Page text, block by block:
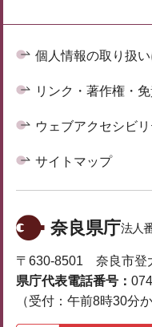
個人情報の取り扱
リンク・著作権・
ウェブアクセシビリ
サイトマップ
奈良県庁法人
〒630-8501 奈良市登
県庁代表電話番号：
（受付：午前8時30分